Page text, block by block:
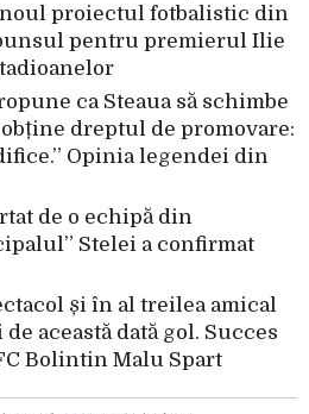
proiectul fotbalistic din
pentru premierul Ilie
ca Steaua să schimbe
dreptul de promovare:
Opinia legendei din
de o echipă din
Stelei a confirmat
și în al treilea amical
această dată gol. Succes
Bolintin Malu Spart